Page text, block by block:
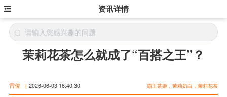
资讯详情
茉莉花茶怎么就成了“百搭之王”？
雷俊 | 2026-06-03 16:40:30 霸王茶姬，茉莉奶白，茉莉花茶